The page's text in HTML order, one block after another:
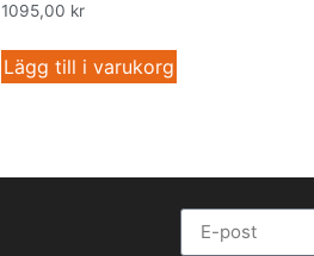
1095,00 kr
Lägg till i varukorg